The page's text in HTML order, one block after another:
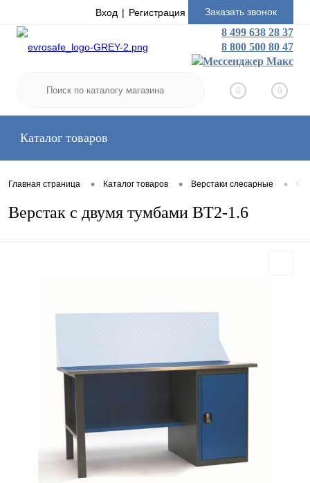
Вход Регистрация Заказать звонок
8 499 638 28 37
8 800 500 80 47
0 0
Каталог товаров
Главная страница • Каталог товаров • Верстаки слесарные •
Верстак с двумя тумбами ВТ2-1.6